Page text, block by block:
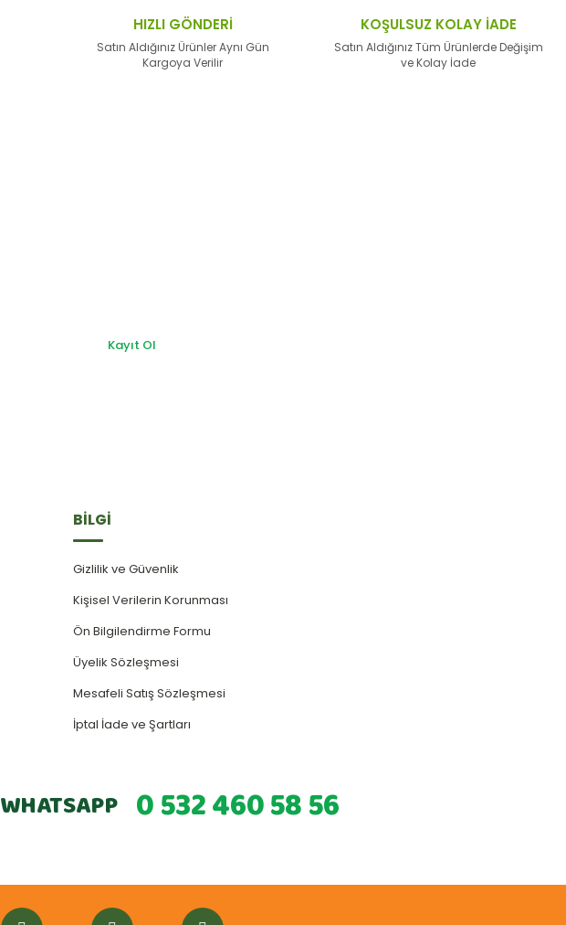
HIZLI GÖNDERİ
Satın Aldığınız Ürünler Aynı Gün
Kargoya Verilir
KOŞULSUZ KOLAY İADE
Satın Aldığınız Tüm Ürünlerde Değişim
ve Kolay İade
Kayıt Ol
BİLGİ
Gizlilik ve Güvenlik
Kişisel Verilerin Korunması
Ön Bilgilendirme Formu
Üyelik Sözleşmesi
Mesafeli Satış Sözleşmesi
İptal İade ve Şartları
WHATSAPP 0 532 460 58 56